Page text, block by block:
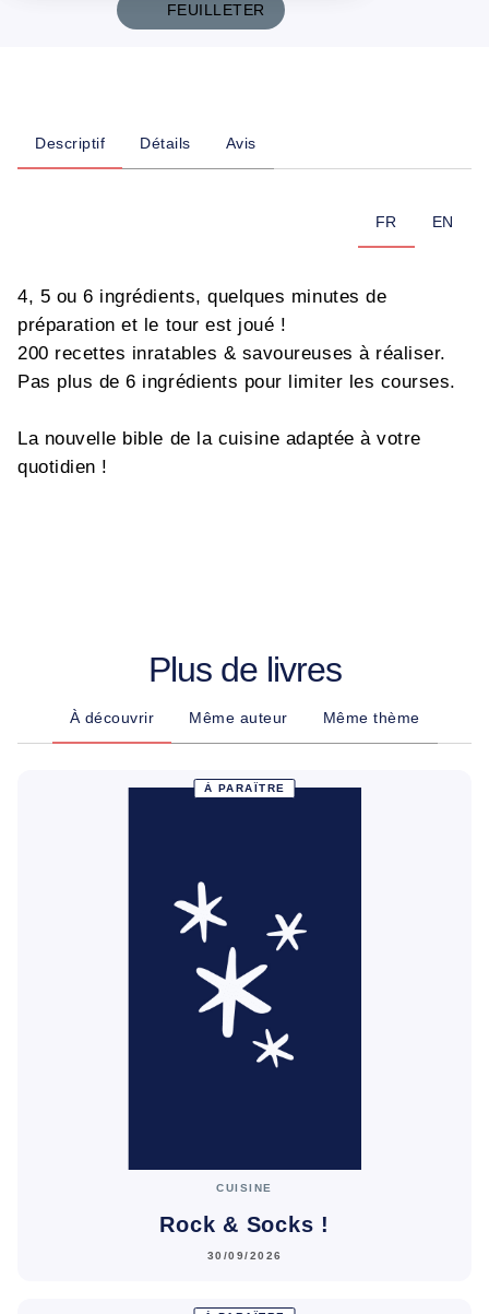
FEUILLETER
Descriptif Détails Avis
FR EN
4, 5 ou 6 ingrédients, quelques minutes de
préparation et le tour est joué !
200 recettes inratables & savoureuses à réaliser.
Pas plus de 6 ingrédients pour limiter les courses.
La nouvelle bible de la cuisine adaptée à votre
quotidien !
Plus de livres
À découvrir Même auteur Même thème
À PARAÎTRE
CUISINE
Rock & Socks !
30/09/2026